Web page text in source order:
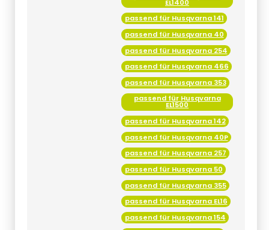
passend für Husqvarna 40
passend für Husqvarna 254
passend für Husqvarna 466
passend für Husqvarna 353
passend für Husqvarna
EL1500
passend für Husqvarna 142
passend für Husqvarna 40P
passend für Husqvarna 257
passend für Husqvarna 50
passend für Husqvarna 355
passend für Husqvarna EL16
passend für Husqvarna 154
passend für Husqvarna 41
passend für Husqvarna 261